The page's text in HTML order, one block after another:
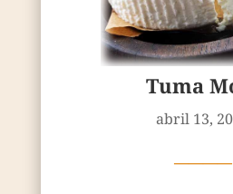
Tuma
abril 13,
————